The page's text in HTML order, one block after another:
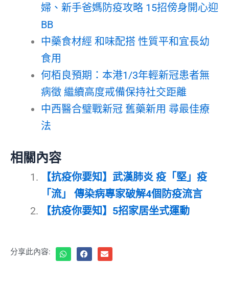
婦、新手爸媽防疫攻略 15招傍身開心迎
BB
中藥食材經 和味配搭 性質平和宜長幼
食用
何栢良預期：本港1/3年輕新冠患者無
病徵 繼續高度戒備保持社交距離
中西醫合璧戰新冠 舊藥新用 尋最佳療
法
相關內容
【抗疫你要知】武漢肺炎 疫「堅」疫
「流」 傳染病專家破解4個防疫流言
【抗疫你要知】5招家居坐式運動
分享此內容: